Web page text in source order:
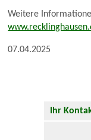
Weitere
07.04.2025
Ihr